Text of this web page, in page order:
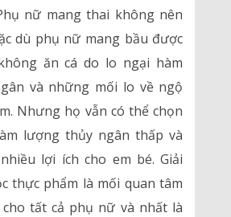
nữ mang thai không nên
dù phụ nữ mang bầu được
ăn cá do lo ngại hàm
và những mối lo về ngộ
Nhưng họ vẫn có thể chọn
lượng thủy ngân thấp và
lợi ích cho em bé. Giải
thực phẩm là mối quan tâm
tất cả phụ nữ và nhất là